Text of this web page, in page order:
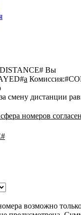
Вы
a Комиссия:
смену дистанции
номеров согласен
возможно